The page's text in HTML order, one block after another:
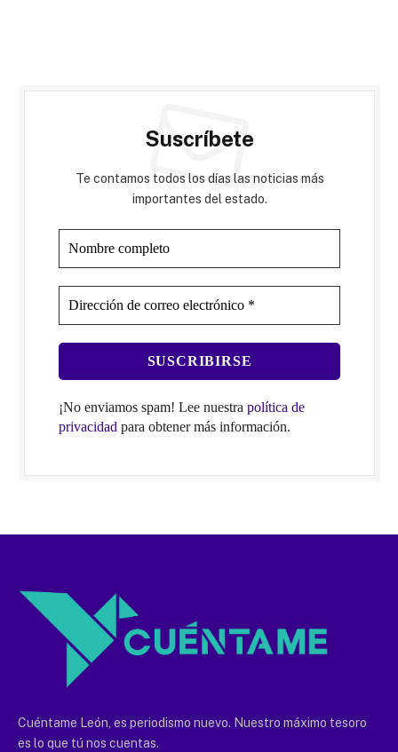
Suscríbete
Te contamos todos los días las noticias más
importantes del estado.
¡No enviamos spam! Lee nuestra política de
privacidad para obtener más información.
Cuéntame León, es periodismo nuevo. Nuestro máximo tesoro
es lo que tú nos cuentas.